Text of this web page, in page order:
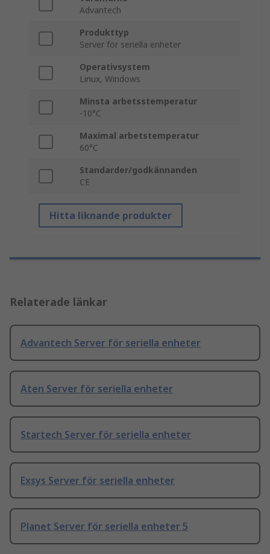
Advantech
Produkttyp
Server för seriella enheter
Operativsystem
Linux, Windows
Minsta arbetsstemperatur
-10°C
Maximal arbetstemperatur
60°C
Standarder/godkännanden
CE
Hitta liknande produkter
Relaterade länkar
Advantech Server för seriella enheter
Aten Server för seriella enheter
Startech Server för seriella enheter
Exsys Server för seriella enheter
Planet Server för seriella enheter 5